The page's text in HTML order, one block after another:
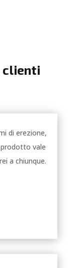
clienti
di erezione,
vale
a chiunque.